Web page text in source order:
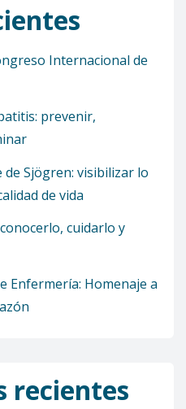
Internacional de
prevenir,
Sjögren: visibilizar lo
de vida
cuidarlo y
Enfermería: Homenaje a
recientes